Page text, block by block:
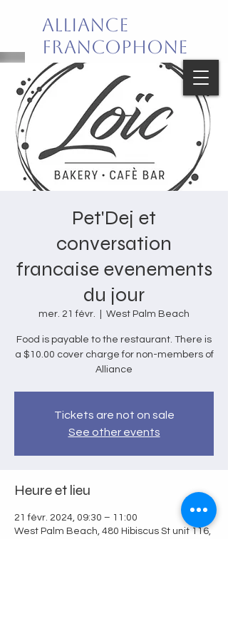
Alliance
Francophone
de Palm Beach
Joie de vivre en français!
Pet'Dej et
conversation
francaise evenements
du jour
mer. 21 févr. West Palm Beach
Food is payable to the restaurant. There is
a $10.00 cover charge for non-members of
Alliance
Tickets are not on sale
See other events
Heure et lieu
21 févr. 2024, 09:30 – 11:00
West Palm Beach, 480 Hibiscus St unit 116,